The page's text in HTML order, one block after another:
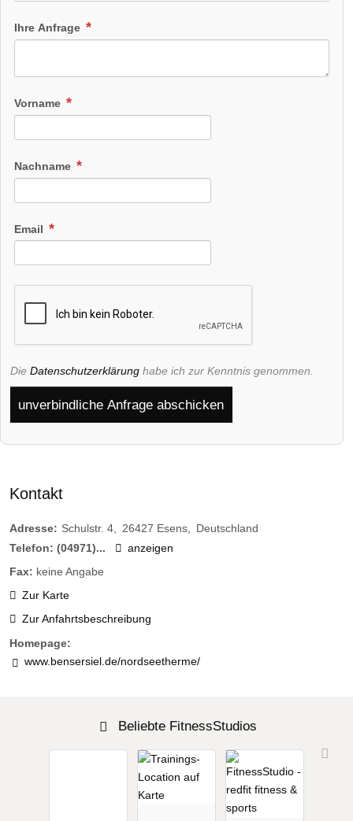
Ihre Anfrage
Vorname
Nachname
Email
Die Datenschutzerklärung habe ich zur Kenntnis genommen.
unverbindliche Anfrage abschicken
Kontakt
Adresse: Schulstr. 4 26427 Esens
Deutschland
Telefon: (04971)...
anzeigen
Fax: keine Angabe
Zur Karte
Zur Anfahrtsbeschreibung
Homepage:
www.bensersiel.de/nordseetherme/
Beliebte FitnessStudios